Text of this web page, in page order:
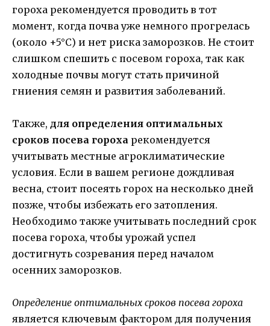
гороха рекомендуется проводить в тот
момент, когда почва уже немного прогрелась
(около +5°С) и нет риска заморозков. Не стоит
слишком спешить с посевом гороха, так как
холодные почвы могут стать причиной
гниения семян и развития заболеваний.
Также, для определения оптимальных
сроков посева гороха рекомендуется
учитывать местные агроклиматические
условия. Если в вашем регионе дождливая
весна, стоит посеять горох на несколько дней
позже, чтобы избежать его затопления.
Необходимо также учитывать последний срок
посева гороха, чтобы урожай успел
достигнуть созревания перед началом
осенних заморозков.
Определение оптимальных сроков посева гороха
является ключевым фактором для получения